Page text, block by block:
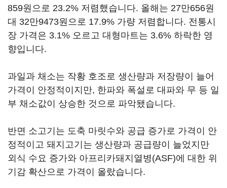
859원으로 23.2% 저렴했습니다. 올해는 27만656원
대 32만9473원으로 17.9% 가량 저렴합니다. 전통시
장 가격은 3.1% 오르고 대형마트는 3.6% 하락한 영
향입니다.
과일과 채소는 작황 호조로 생산량과 저장량이 늘어
가격이 안정적이지만, 한파와 폭설로 대파와 무 등 일
부 채소값이 상승한 것으로 파악됐습니다.
반면 소고기는 도축 마릿수와 공급 증가로 가격이 안
정적이고 돼지고기는 생산량과 공급량이 늘었지만
외식 수요 증가와 아프리카돼지열병(ASF)에 대한 위
기감 확산으로 가격이 올랐습니다.